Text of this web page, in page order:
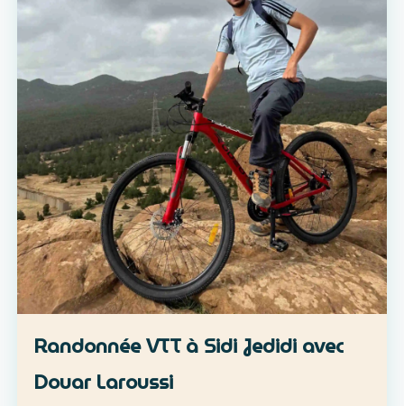
Randonnée VTT à Sidi Jedidi avec
Douar Laroussi